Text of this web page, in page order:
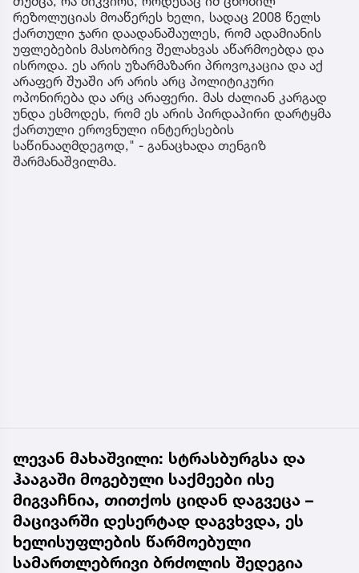
რეზოლუციას მოაწერეს ხელი, სადაც 2008 წელს
ქართული ჯარი დაადანაშაულეს, რომ ადამიანის
უფლებების მასობრივ შელახვას აწარმოებდა და
ისროდა. ეს არის უზარმაზარი პროვოკაცია და აქ
არაფერ შუაში არ არის არც პოლიტიკური
ოპონირება და არც არაფერი. მას ძალიან კარგად
უნდა ესმოდეს, რომ ეს არის პირდაპირი დარტყმა
ქართული ეროვნული ინტერესების
საწინააღმდეგოდ," - განაცხადა თენგიზ
შარმანაშვილმა.
ლევან მახაშვილი: სტრასბურგსა და
ჰააგაში მოგებული საქმეები ისე
მიგვაჩნია, თითქოს ციდან დაგვეცა –
მაცივარში დესერტად დაგვხვდა, ეს
ხელისუფლების წარმოებული
სამართლებრივი ბრძოლის შედეგია